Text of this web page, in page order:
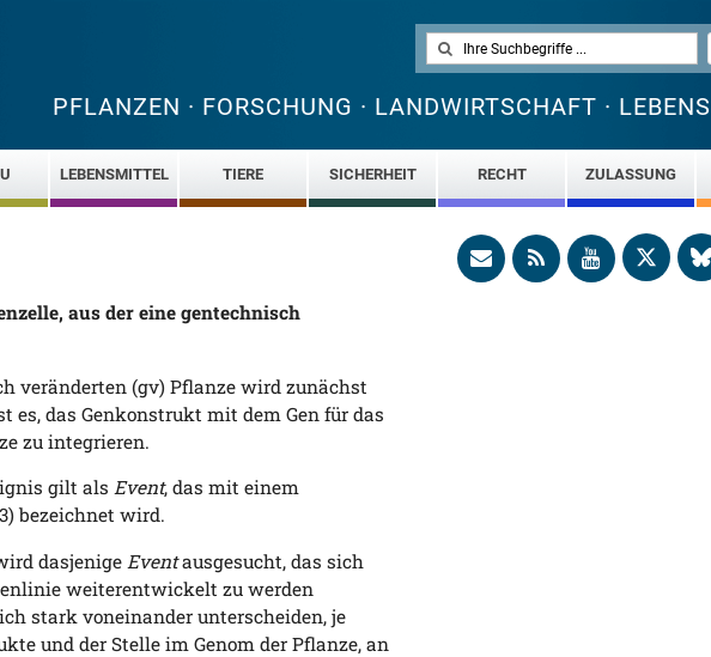
PFLANZEN · FORSCHUNG · LANDWIRTSCHAFT ·
LEBENSMITTEL TIERE SICHERHEIT RECHT ZULASSUNG
aus der eine gentechnisch
veränderten (gv) Pflanze wird zunächst
das Genkonstrukt mit dem Gen für das
zu integrieren.
gilt als Event, das mit einem
bezeichnet wird.
dasjenige Eventausgesucht, das sich
weiterentwickelt zu werden
stark voneinander unterscheiden, je
und der Stelle im Genom der Pflanze, an